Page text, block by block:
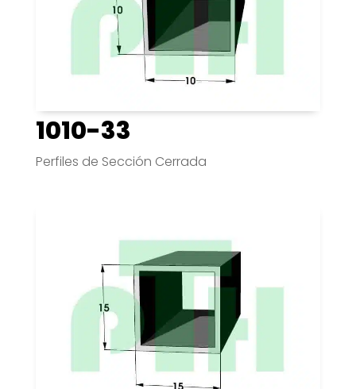
1010-33
Perfiles de Sección Cerrada